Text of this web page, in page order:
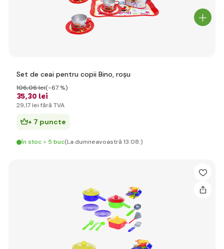
Set de ceai pentru copii Bino, roșu
35,30 lei
106,06 lei(-67 %)
29,17 lei fără TVA
+ 7 puncte
În stoc > 5 buc(La dumneavoastră 13.08.)